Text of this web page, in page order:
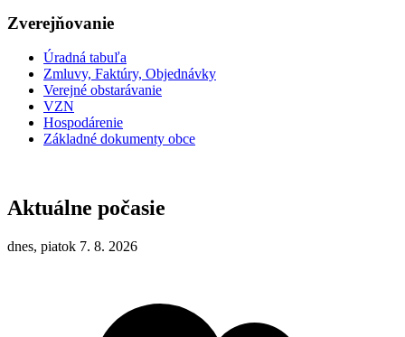
Zverejňovanie
Úradná tabuľa
Zmluvy, Faktúry, Objednávky
Verejné obstarávanie
VZN
Hospodárenie
Základné dokumenty obce
Aktuálne počasie
dnes, piatok 7. 8. 2026